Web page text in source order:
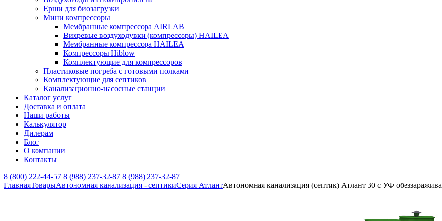
Ерши для биозагрузки
Мини компрессоры
Мембранные компрессора AIRLAB
Вихревые воздуходувки (компрессоры) HAILEA
Мембранные компрессора HAILEA
Компрессоры Hiblow
Комплектующие для компрессоров
Пластиковые погреба с готовыми полками
Комплектующие для септиков
Канализационно-насосные станции
Каталог услуг
Доставка и оплата
Наши работы
Калькулятор
Дилерам
Блог
О компании
Контакты
8 (800) 222-44-57 8 (988) 237-32-87 8 (988) 237-32-87
ГлавнаяТоварыАвтономная канализация - септикиСерия АтлантАвтономная канализация (септик) Атлант 30 с УФ